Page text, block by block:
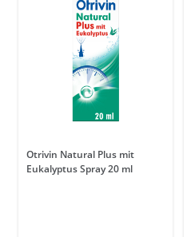
Otrivin Natural Plus mit
Eukalyptus Spray 20 ml